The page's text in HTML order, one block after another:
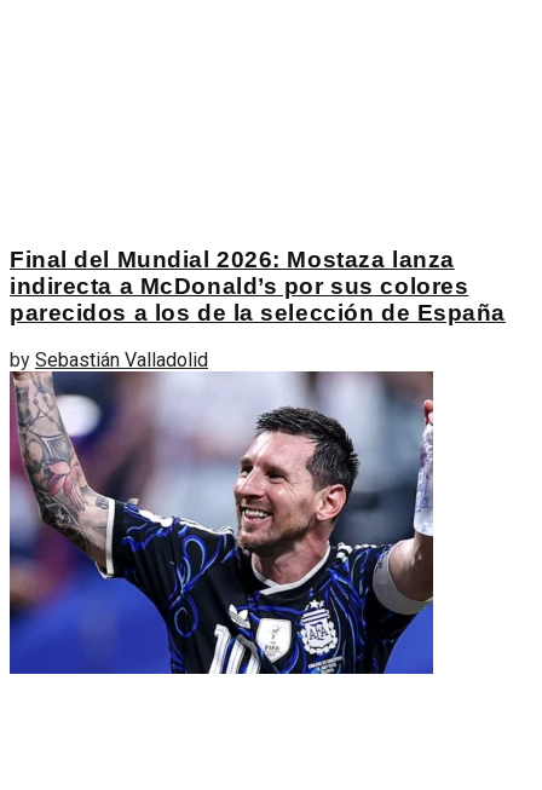
Final del Mundial 2026: Mostaza lanza
indirecta a McDonald’s por sus colores
parecidos a los de la selección de España
by Sebastián Valladolid